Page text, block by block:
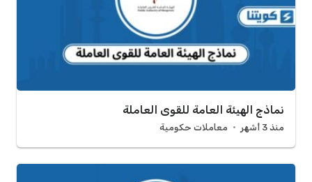
نماذج الهيئة العامة للقوى العاملة
منذ 3 أشهر معاملات حكومية